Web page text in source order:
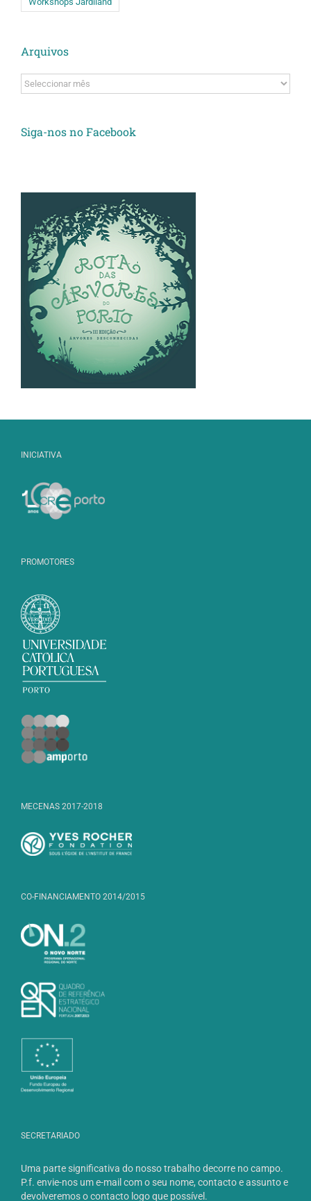
Arquivos
Arquivos
Siga-nos no Facebook
INICIATIVA
PROMOTORES
MECENAS 2017-2018
CO-FINANCIAMENTO 2014/2015
SECRETARIADO
Uma parte significativa do nosso trabalho decorre no campo.
P.f. envie-nos um e-mail com o seu nome, contacto e assunto e
devolveremos o contacto logo que possível.